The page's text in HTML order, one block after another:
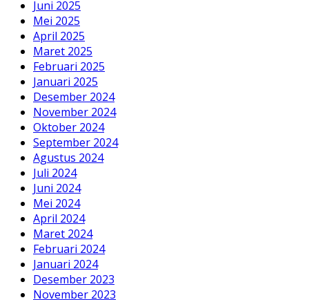
Juni 2025
Mei 2025
April 2025
Maret 2025
Februari 2025
Januari 2025
Desember 2024
November 2024
Oktober 2024
September 2024
Agustus 2024
Juli 2024
Juni 2024
Mei 2024
April 2024
Maret 2024
Februari 2024
Januari 2024
Desember 2023
November 2023